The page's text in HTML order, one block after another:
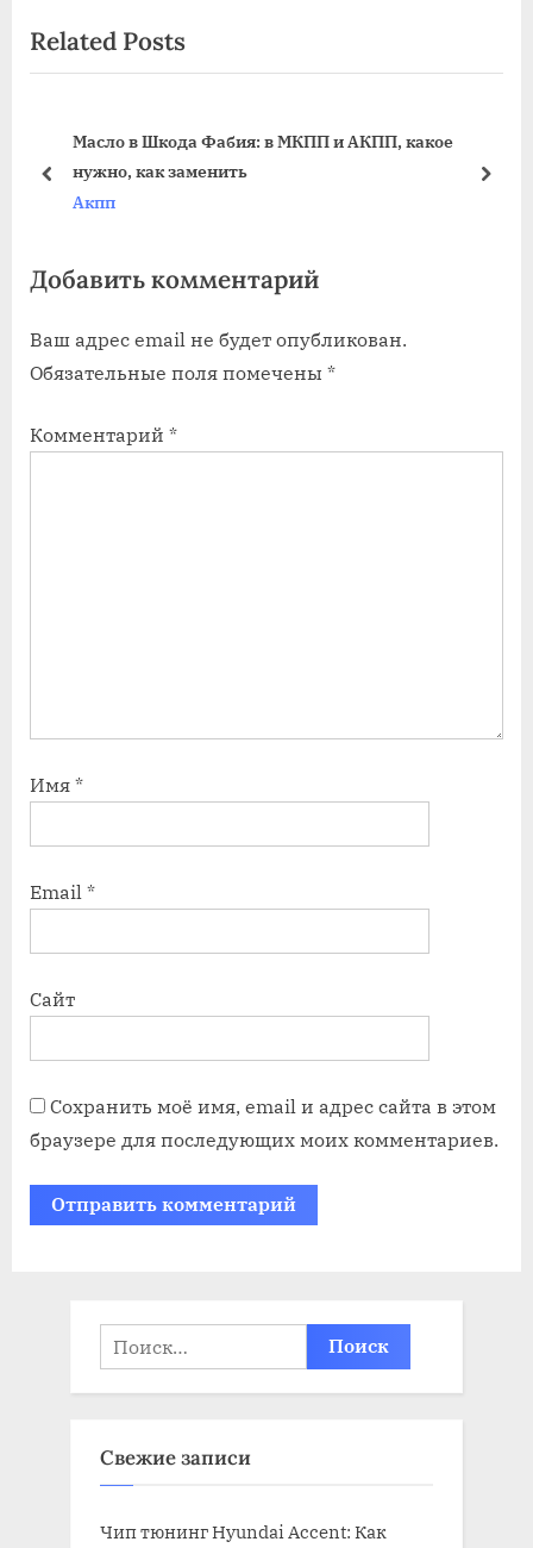
i
o
P
t
x
t
Related Posts
Масло в Шкода Фабия: в МКПП и АКПП, какое
нужно, как заменить
Акпп
prev next
Добавить комментарий
Ваш адрес email не будет опубликован.
Обязательные поля помечены *
Комментарий *
Имя *
Email *
Сайт
Сохранить моё имя, email и адрес сайта в этом
браузере для последующих моих комментариев.
Найти:
Свежие записи
Чип тюнинг Hyundai Accent: Как